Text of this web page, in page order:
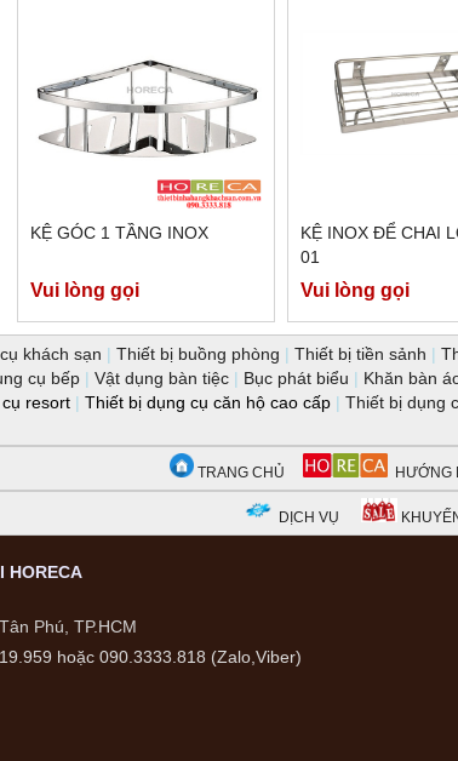
KỆ GÓC 1 TẦNG INOX
Vui lòng gọi
KỆ INOX ĐỂ CHAI
01
Vui lòng gọi
khách sạn | Thiết bị buồng phòng | Thiết bị tiền sảnh |
cụ bếp | Vật dụng bàn tiệc | Bục phát biểu | Khăn bàn
resort | Thiết bị dụng cụ căn hộ cao cấp | Thiết bị dụng
TRANG CHỦ HƯỚNG
DỊCH VỤ
HORECA
Phú, TP.HCM
hoặc 090.3333.818 (Zalo,Viber)